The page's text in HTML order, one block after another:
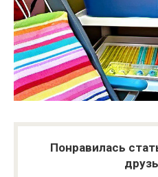
Понравилась